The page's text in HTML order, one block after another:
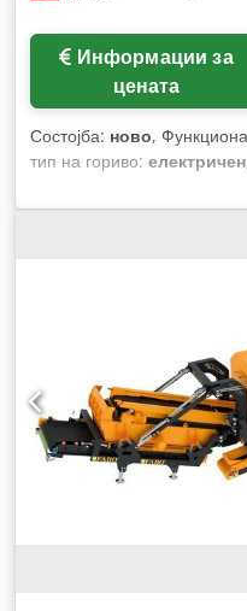
цената
Состојба: ново,
тип на гориво: електричен